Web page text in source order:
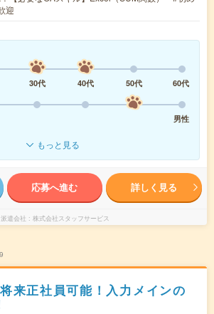
迎
30代 40代 50代
60代
男性
もっと見る
応募へ進む 詳しく見る
派遣会社 株式会社スタッフサービス
来正社員可能！入力メインの